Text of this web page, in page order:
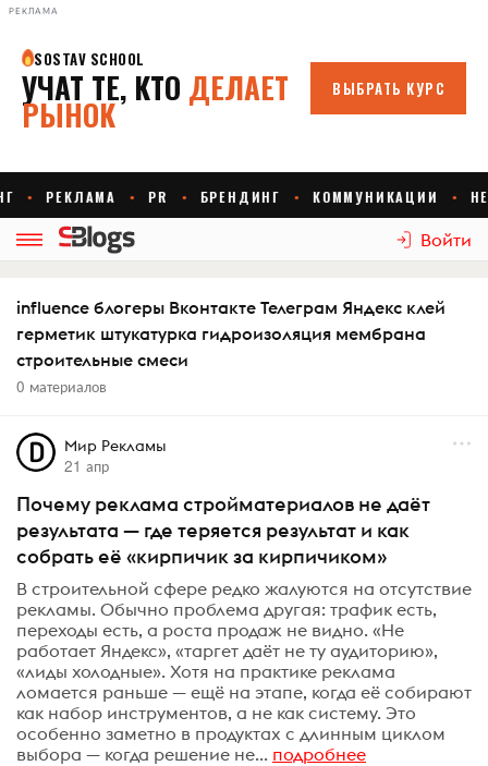
РЕКЛАМА
Войти
influence блогеры Вконтакте Телеграм Яндекс клей
герметик штукатурка гидроизоляция мембрана
строительные смеси
0 материалов
Мир Рекламы
21 апр
Почему реклама стройматериалов не даёт
результата — где теряется результат и как
собрать её «кирпичик за кирпичиком»
В строительной сфере редко жалуются на отсутствие
рекламы. Обычно проблема другая: трафик есть,
переходы есть, а роста продаж не видно. «Не
работает Яндекс», «таргет даёт не ту аудиторию»,
«лиды холодные». Хотя на практике реклама
ломается раньше — ещё на этапе, когда её собирают
как набор инструментов, а не как систему. Это
особенно заметно в продуктах с длинным циклом
выбора — когда решение не... подробнее